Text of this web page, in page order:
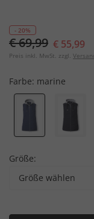
- 20%
€ 69,99 € 55,99
Preis inkl. MwSt. zzgl.
Farbe: marine
Größe:
Größe wählen